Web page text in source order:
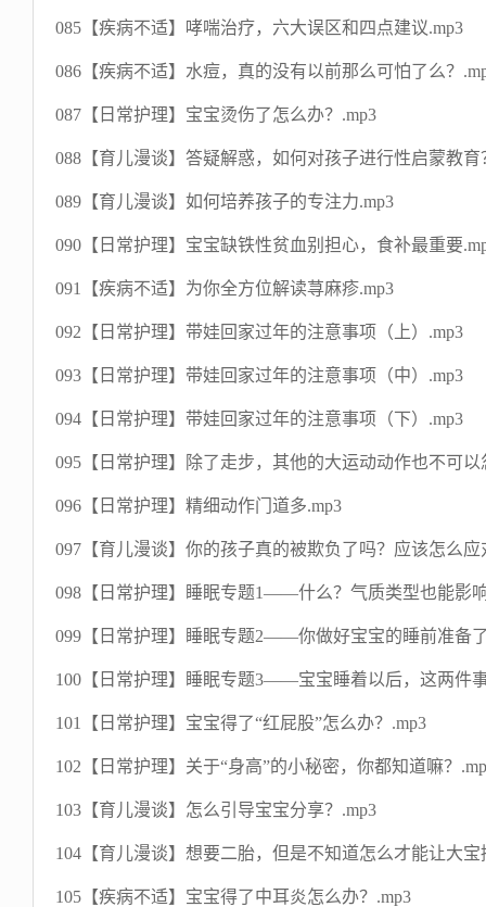
085【疾病不适】哮喘治疗，六大误区和四点建议.mp3
086【疾病不适】水痘，真的没有以前那么可怕了么？
087【日常护理】宝宝烫伤了怎么办？.mp3
088【育儿漫谈】答疑解惑，如何对孩子进行性启蒙教育
089【育儿漫谈】如何培养孩子的专注力.mp3
090【日常护理】宝宝缺铁性贫血别担心，食补最重要
091【疾病不适】为你全方位解读荨麻疹.mp3
092【日常护理】带娃回家过年的注意事项（上）.mp3
093【日常护理】带娃回家过年的注意事项（中）.mp3
094【日常护理】带娃回家过年的注意事项（下）.mp3
095【日常护理】除了走步，其他的大运动动作也不可以
096【日常护理】精细动作门道多.mp3
097【育儿漫谈】你的孩子真的被欺负了吗？应该怎么应
098【日常护理】睡眠专题1——什么？气质类型也能影
099【日常护理】睡眠专题2——你做好宝宝的睡前准备
100【日常护理】睡眠专题3——宝宝睡着以后，这两件
101【日常护理】宝宝得了“红屁股”怎么办？.mp3
102【日常护理】关于“身高”的小秘密，你都知道嘛？
103【育儿漫谈】怎么引导宝宝分享？.mp3
104【育儿漫谈】想要二胎，但是不知道怎么才能让大
105【疾病不适】宝宝得了中耳炎怎么办？.mp3